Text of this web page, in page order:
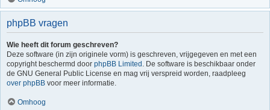
phpBB vragen
Wie heeft dit forum geschreven?
Deze software (in zijn originele vorm) is geschreven, vrijgegeven en met een
copyright beschermd door phpBB Limited . De software is beschikbaar onder
de GNU General Public License en mag vrij verspreid worden, raadpleeg
over phpBB voor meer informatie.
Omhoog